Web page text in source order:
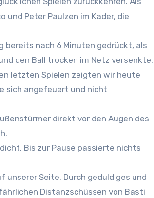
und Peter Paulzen im Kader, die
bereits nach 6 Minuten gedrückt, als
den Ball trocken im Netz versenkte.
letzten Spielen zeigten wir heute
sich angefeuert und nicht
direkt vor den Augen des
Bis zur Pause passierte nichts
Seite. Durch geduldiges und
Distanzschüssen von Basti